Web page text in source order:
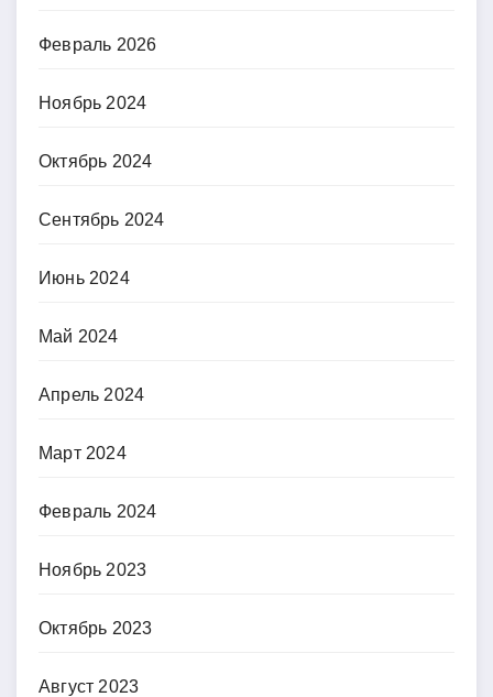
Февраль 2026
Ноябрь 2024
Октябрь 2024
Сентябрь 2024
Июнь 2024
Май 2024
Апрель 2024
Март 2024
Февраль 2024
Ноябрь 2023
Октябрь 2023
Август 2023